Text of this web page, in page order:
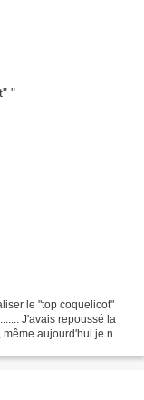
le "top coquelicot"
J'avais repoussé la
même aujourd'hui je ne